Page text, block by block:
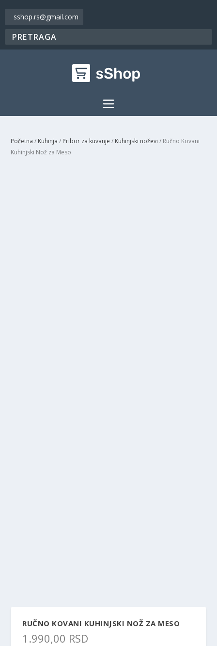
sshop.rs@gmail.com
Početna / Kuhinja / Pribor za kuvanje / Kuhinjski noževi / Ručno Kovani
Kuhinjski Nož za Meso
RUČNO KOVANI KUHINJSKI NOŽ ZA MESO
1.990,00 RSD